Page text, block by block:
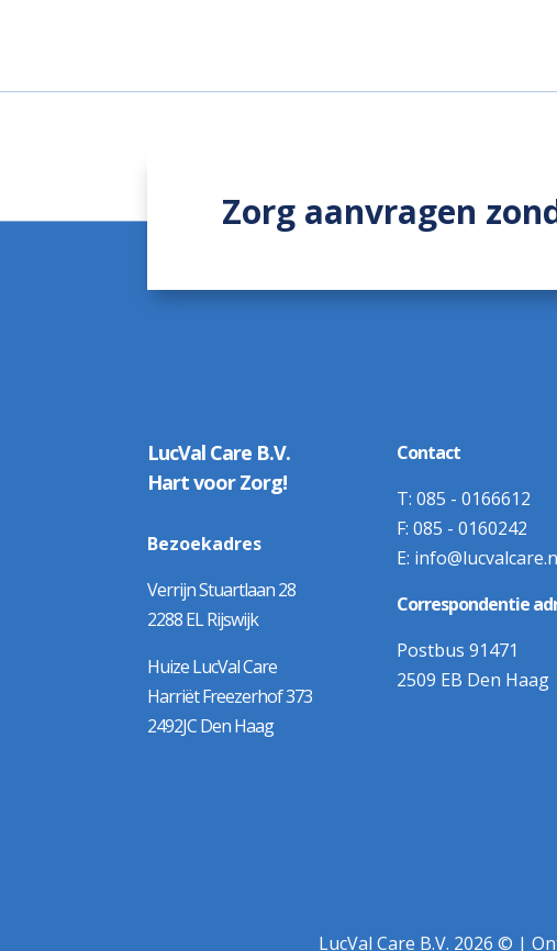
Zorg aanvragen
LucVal Care B.V.
Hart voor Zorg!
Bezoekadres
Verrijn Stuartlaan 28
2288 EL Rijswijk
Huize LucVal Care
Harriët Freezerhof 373
2492JC Den Haag
Contact
T:085 - 0166612
F:085 - 0160242
E:
Correspondentie
Postbus 91471
2509 EB Den Haag
LucVal Care B.V. 2026 © |